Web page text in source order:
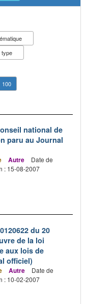
type
100
national de
paru au Journal
Autre
Date de
: 15-08-2007
du 20
de la loi
aux lois de
officiel)
Autre
Date de
: 10-02-2007